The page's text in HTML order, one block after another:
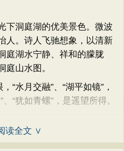
洞庭湖的优美景色。微波
人。诗人飞驰想象，以清新
庭湖水宁静、祥和的朦胧
庭山水图。
水月交融”、“湖平如镜”，
“犹如青螺”，是遥望所得。
读全文 ∨